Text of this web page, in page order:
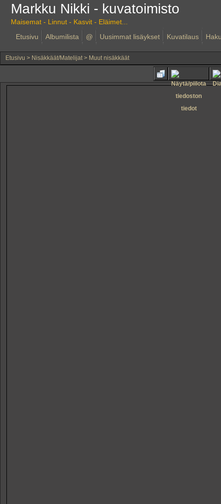
Markku Nikki - kuvatoimisto
Maisemat - Linnut - Kasvit - Eläimet...
Etusivu
Albumilista @ Uusimmat lisäykset Kuvatilaus
Etusivu > Nisäkkäät/Matelijat> Muut nisäkkäät